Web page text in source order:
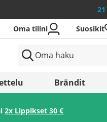
Oma tilini Suosikit
Brändit
2x Lippikset 30 €